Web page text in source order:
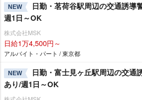
NEW
日勤・茗荷谷駅周辺の交通誘導
週1日～OK
株式会社MSK
日給1万4,500円～
アルバイト・パート / 東京都
NEW
日勤・富士見ヶ丘駅周辺の交通
あり/週1日～OK